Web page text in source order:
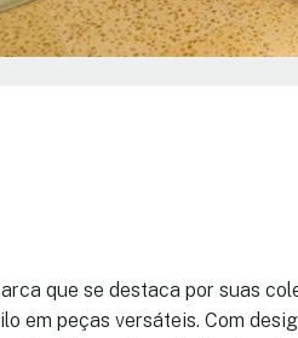
que se destaca por suas
em peças versáteis. Com